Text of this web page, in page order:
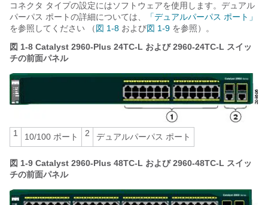
コネクタ タイプの設定にはソフトウェアを使用します。デュアル
パーパス ポートの詳細については、
「デュアルパーパス ポート」
を参照してください （図 1-8 および図 1-9 を参照）。
図 1-8 Catalyst 2960-Plus 24TC-L および 2960-24TC-L スイッ
チの前面パネル
1 10/100 ポート 2 デュアルパーパス ポート
図 1-9 Catalyst 2960-Plus 48TC-L および 2960-48TC-L スイッ
チの前面パネル